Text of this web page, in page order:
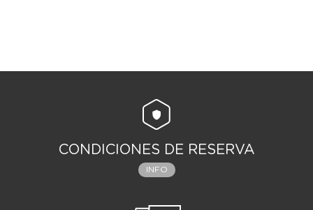
CONDICIONES DE RESERVA
INFO